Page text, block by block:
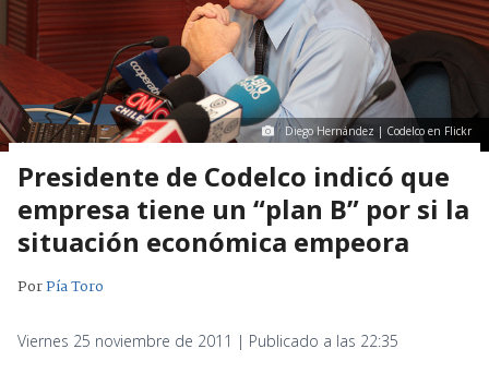
Diego Hernández | Codelco en Flickr
Presidente de Codelco indicó que
empresa tiene un “plan B” por si la
situación económica empeora
PorPía Toro
Viernes 25 noviembre de 2011 | Publicado a las 22:35